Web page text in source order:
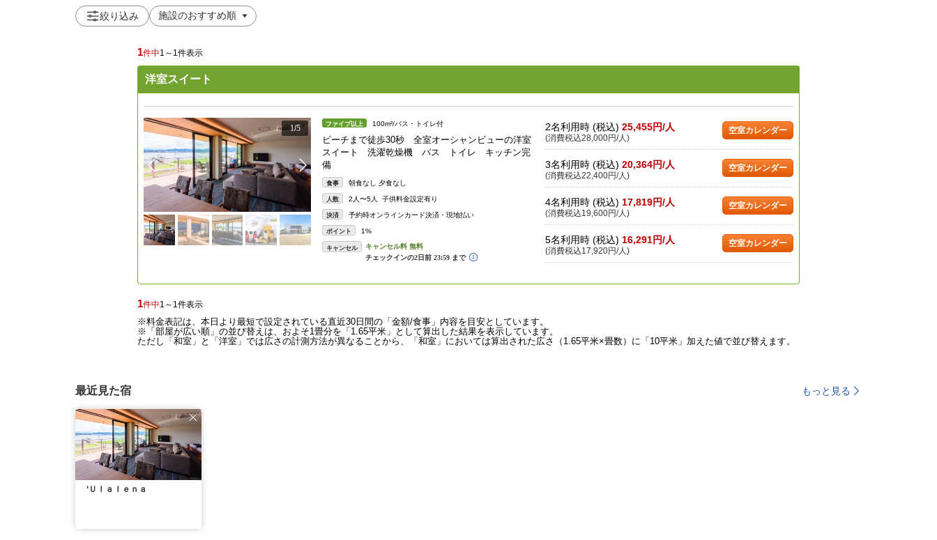
絞り込み
1件中1～1件表示
洋室スイート
1/5 ファイブ以上 100m²/バス・トイレ付
ビーチまで徒歩30秒 全室オーシャンビューの洋室
スイート 洗濯乾燥機 バス トイレ キッチン完
備
食事 朝食なし 夕食なし
人数 2人〜5人 子供料金設定有り
決済 予約時オンラインカード決済・現地払い
ポイント 1%
キャンセル
2名利用時 (税込) 25,455円/人
(消費税込28,000円/人)
空室カレンダー
3名利用時 (税込) 20,364円/人
(消費税込22,400円/人)
空室カレンダー
4名利用時 (税込) 17,819円/人
(消費税込19,600円/人)
空室カレンダー
5名利用時 (税込) 16,291円/人
(消費税込17,920円/人)
空室カレンダー
1件中1～1件表示
※料金表記は、本日より最短で設定されている直近30日間の「金額/食事」内容を目安としています。
※「部屋が広い順」の並び替えは、およそ1畳分を「1.65平米」として算出した結果を表示しています。
ただし「和室」と「洋室」では広さの計測方法が異なることから、「和室」においては算出された広さ（1.65平米×畳数）に「10平米」加えた値で並び替えます。
最近見た宿 もっと見る
‘Ｕｌａｌｅｎａ